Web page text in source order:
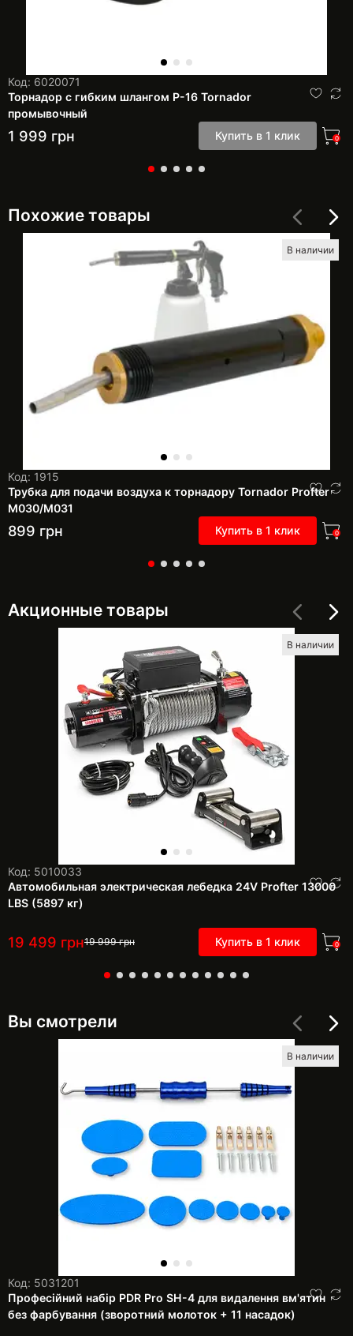
Код: 6020071
Торнадор с гибким шлангом P-16 Tornador
промывочный
1 999 грн Купить в 1 клик 0
Похожие товары
В наличии
Код: 1915
Трубка для подачи воздуха к торнадору Tornador Profter
М030/M031
899 грн Купить в 1 клик 0
Акционные товары
В наличии
Код: 5010033
Автомобильная электрическая лебедка 24V Profter 13000
LBS (5897 кг)
19 499 грн19 999грн Купить в 1 клик 0
Вы смотрели
В наличии
Код: 5031201
Професійний набір PDR Pro SH-4 для видалення вм'ятин
без фарбування (зворотний молоток + 11 насадок)